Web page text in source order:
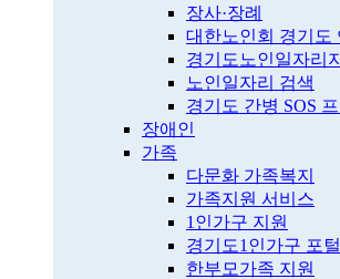
장사·장례
대한노인회 경기도
경기도노인일자리
노인일자리 검색
경기도 간병 SOS
장애인
가족
다문화 가족복지
가족지원 서비스
1인가구 지원
경기도1인가구 포털
한부모가족 지원